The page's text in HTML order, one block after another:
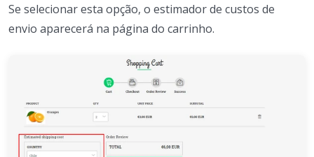
Se selecionar esta opção, o estimador de custos de
envio aparecerá na página do carrinho.